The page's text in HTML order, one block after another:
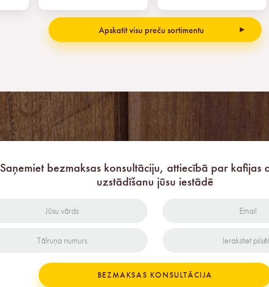
Apskatīt visu preču sortimentu
Saņemiet bezmaksas konsultāciju, attiecībā par kafijas
uzstādīšanu jūsu iestādē
BEZMAKSAS KONSULTĀCIJA